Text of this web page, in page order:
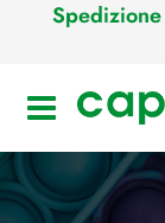
Open